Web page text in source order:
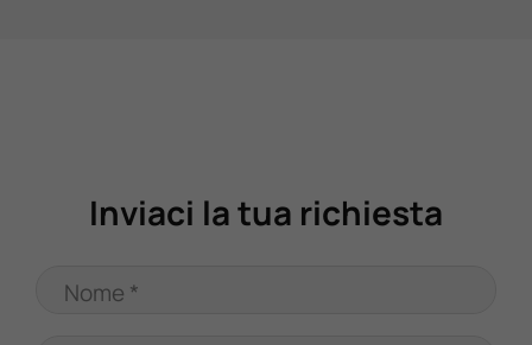
Inviaci la tua richiesta
Nome *